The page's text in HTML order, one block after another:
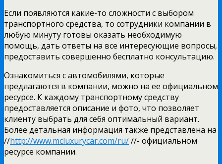
Если появляются какие-то сложности с выбором
транспортного средства, то сотрудники компании в
любую минуту готовы оказать необходимую
помощь, дать ответы на все интересующие вопросы,
предоставить совершенно бесплатно консультацию.
Ознакомиться с автомобилями, которые
предлагаются в компании, можно на ее официальном
ресурсе. К каждому транспортному средству
предоставляется описание и фото, что позволяет
клиенту выбрать для себя оптимальный вариант.
Более детальная информация также представлена на
//http://www.mcluxurycar.com/ru///- официальном
ресурсе компании.